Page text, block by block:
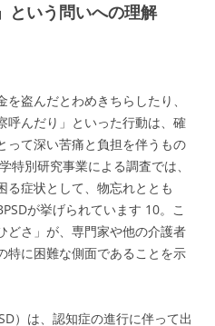
という問いへの理解
盗んだとわめきちらしたり、
呼んだり」といった行動は、確
って深い苦痛と負担を伴うもの
特別研究事業による調査では、
る症状として、物忘れととも
が挙げられています 10。こ
どさ」が、専門家や他の介護者
特に困難な側面であることを示
）は、認知症の進行に伴って出